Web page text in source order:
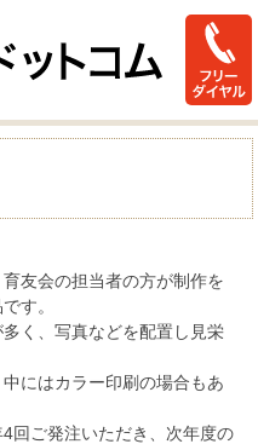
友会の担当者の方が制作を
す。
く、写真などを配置し見栄
にはカラー印刷の場合もあ
回ご発注いただき、次年度の